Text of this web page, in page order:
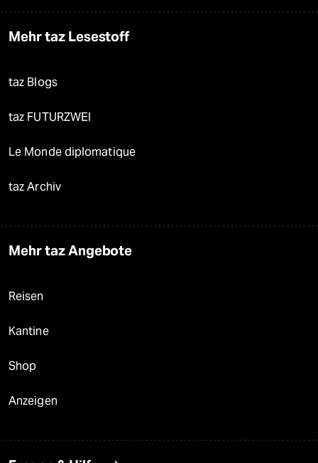
Mehr taz Lesestoff
taz Blogs
taz FUTURZWEI
Le Monde diplomatique
taz Archiv
Mehr taz Angebote
Reisen
Kantine
Shop
Anzeigen